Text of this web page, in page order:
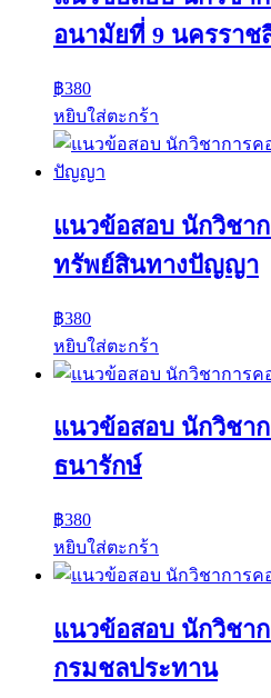
อนามัยที่ 9 นครราช
฿380
หยิบใส่ตะกร้า
แนวข้อสอบ นักวิชา
ทรัพย์สินทางปัญญา
฿380
หยิบใส่ตะกร้า
แนวข้อสอบ นักวิชา
ธนารักษ์
฿380
หยิบใส่ตะกร้า
แนวข้อสอบ นักวิชา
กรมชลประทาน